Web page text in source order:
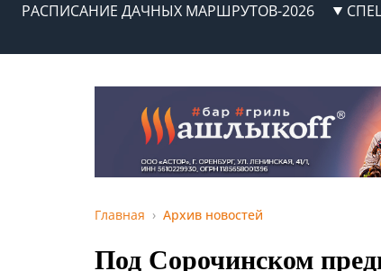
РАСПИСАНИЕ ДАЧНЫХ МАРШРУТОВ-2026
Главная Архив новостей
Под Сорочинском